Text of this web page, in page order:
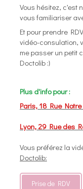
Vous hésitez, c'est
vous familiariser
Et pour prendre
vidéo-consulation,
me passer un petit
Doctolib :)
Plus d'info pour :
Paris, 18 Rue
Lyon, 29 Rue des
Vous préférez la
Doctolib:
Prise de RDV